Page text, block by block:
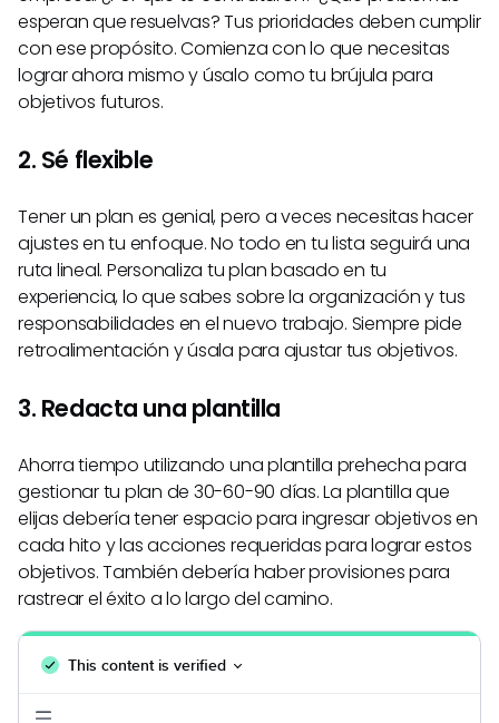
esperan que resuelvas? Tus prioridades deben cumplir
con ese propósito. Comienza con lo que necesitas
lograr ahora mismo y úsalo como tu brújula para
objetivos futuros.
2. Sé flexible
Tener un plan es genial, pero a veces necesitas hacer
ajustes en tu enfoque. No todo en tu lista seguirá una
ruta lineal. Personaliza tu plan basado en tu
experiencia, lo que sabes sobre la organización y tus
responsabilidades en el nuevo trabajo. Siempre pide
retroalimentación y úsala para ajustar tus objetivos.
3. Redacta una plantilla
Ahorra tiempo utilizando una plantilla prehecha para
gestionar tu plan de 30-60-90 días. La plantilla que
elijas debería tener espacio para ingresar objetivos en
cada hito y las acciones requeridas para lograr estos
objetivos. También debería haber provisiones para
rastrear el éxito a lo largo del camino.